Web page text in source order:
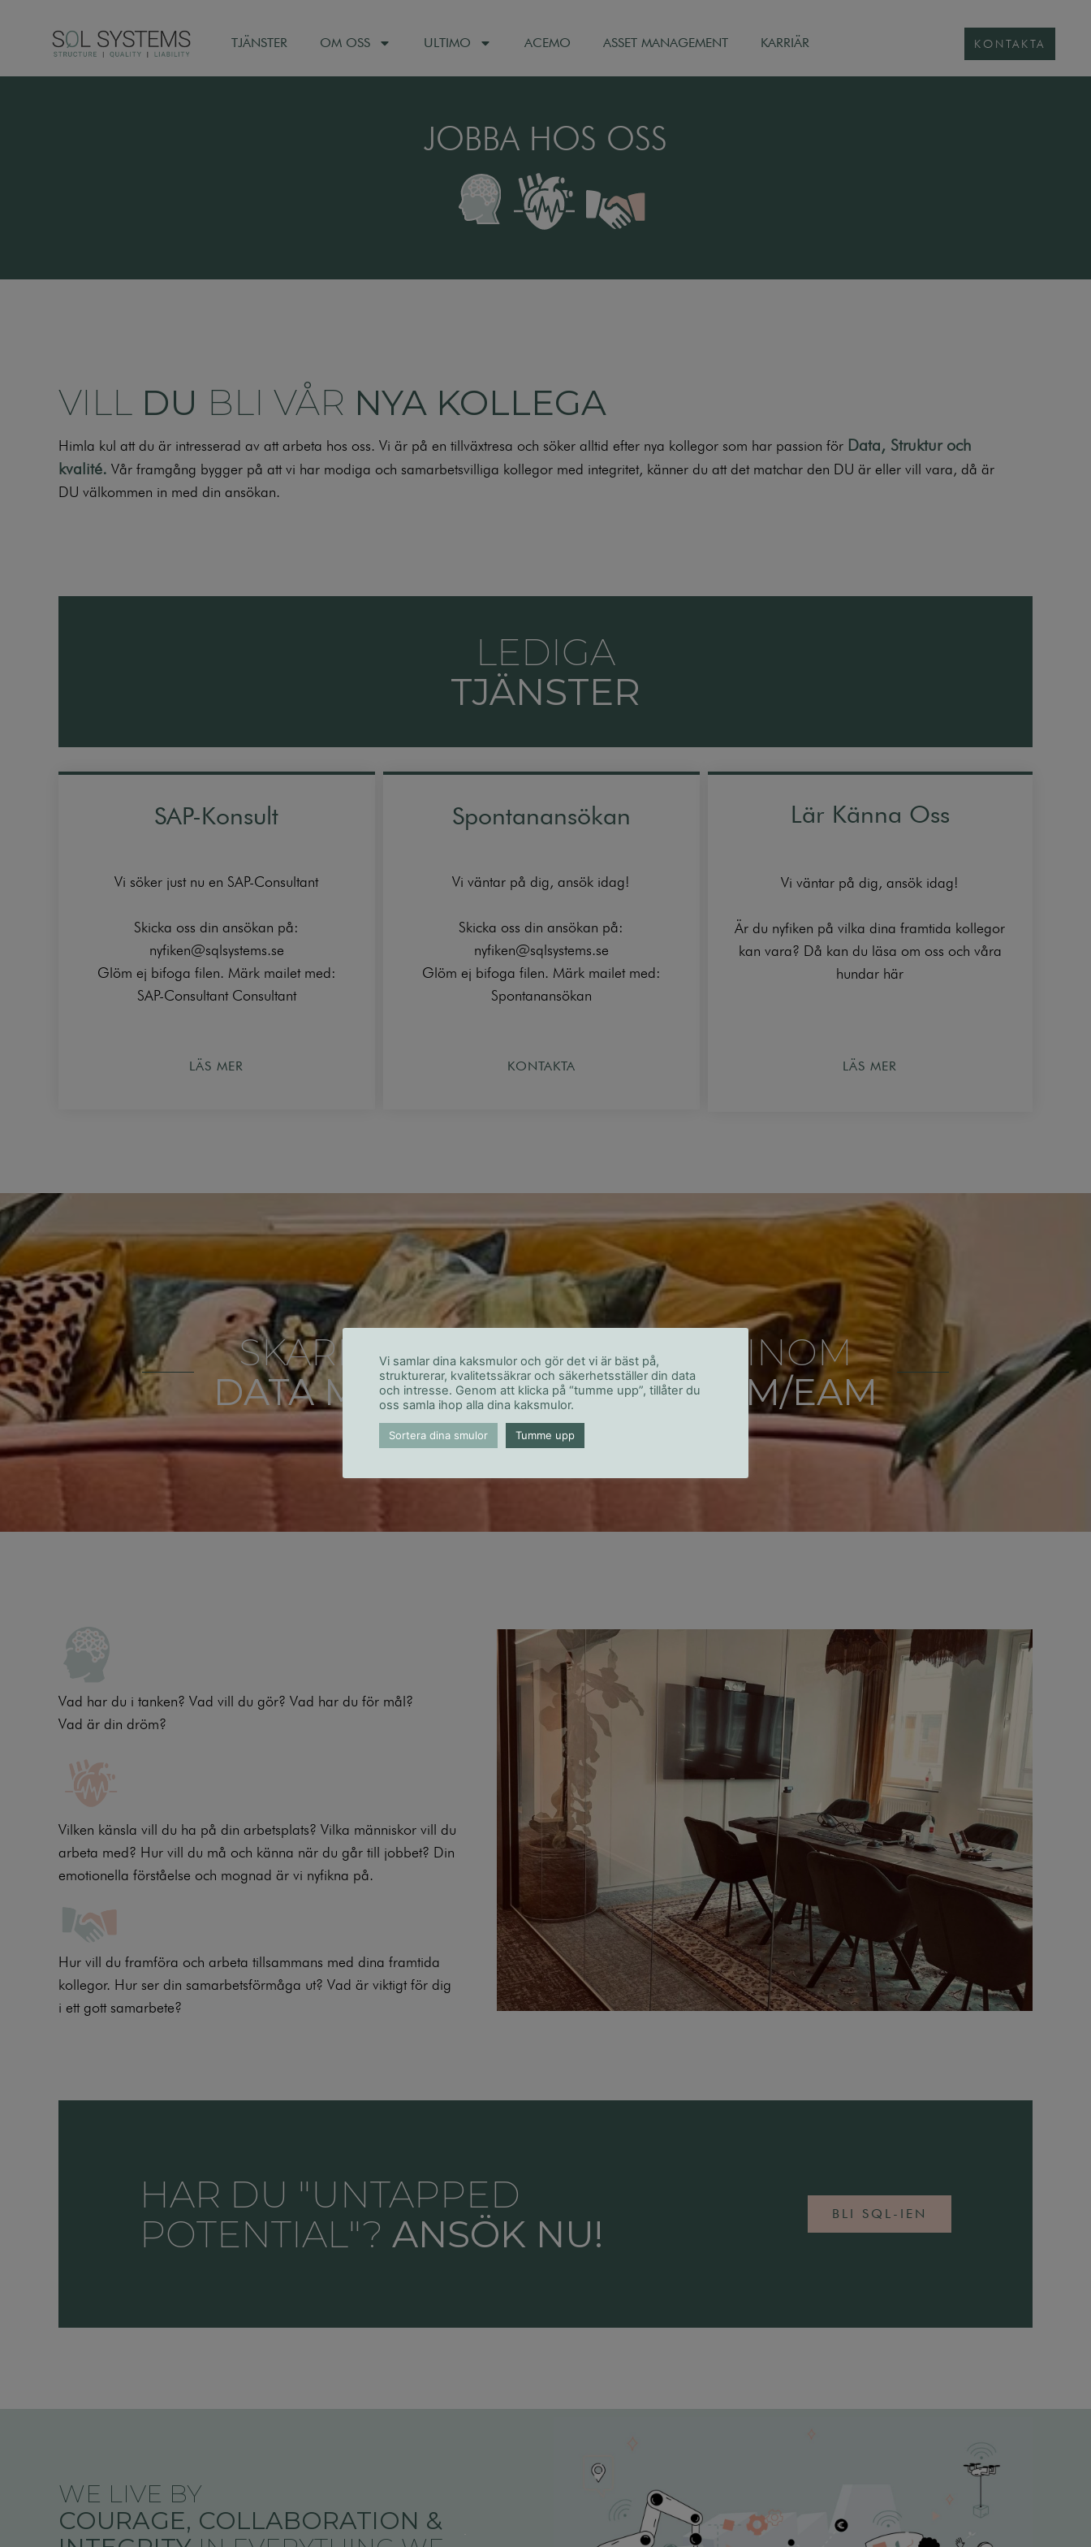
TJÄNSTER OM OSS ULTIMO ACEMO ASSET MANAGEMENT KARRIÄR KONTAKTA
JOBBA HOS OSS
VILL DU BLI VÅR NYA KOLLEGA
Himla kul att du är intresserad av att arbeta hos oss. Vi är på en tillväxtresa och söker alltid efter nya kollegor som har passion för Data, Struktur och
kvalité. Vår framgång bygger på att vi har modiga och samarbetsvilliga kollegor med integritet, känner du att det matchar den DU är eller vill vara, då är
DU välkommen in med din ansökan.
LEDIGA
TJÄNSTER
SAP-Konsult
Vi söker just nu en SAP-Consultant
Skicka oss din ansökan på:
nyfiken@sqlsystems.se
Glöm ej bifoga filen. Märk mailet med:
SAP-Consultant Consultant
LÄS MER
Spontanansökan
Vi väntar på dig, ansök idag!
Skicka oss din ansökan på:
nyfiken@sqlsystems.se
Glöm ej bifoga filen. Märk mailet med:
Spontanansökan
KONTAKTA
Lär Känna Oss
Vi väntar på dig, ansök idag!
Är du nyfiken på vilka dina framtida kollegor
kan vara? Då kan du läsa om oss och våra
hundar här
LÄS MER
SKARPASTE KONSULTBYRÅ INOM
DATA MANAGEMENT I SAP PM/EAM
Vad har du i tanken? Vad vill du gör? Vad har du för mål?
Vad är din dröm?
Vilken känsla vill du ha på din arbetsplats? Vilka människor vill du
arbeta med? Hur vill du må och känna när du går till jobbet? Din
emotionella förståelse och mognad är vi nyfikna på.
Hur vill du framföra och arbeta tillsammans med dina framtida
kollegor. Hur ser din samarbetsförmåga ut? Vad är viktigt för dig
i ett gott samarbete?
HAR DU "UNTAPPED
POTENTIAL"? ANSÖK NU! BLI SQL-IEN
WE LIVE BY
COURAGE, COLLABORATION &
Vi samlar dina kaksmulor och gör det vi är bäst på,
strukturerar, kvalitetssäkrar och säkerhetsställer din data
och intresse. Genom att klicka på “tumme upp”, tillåter du
oss samla ihop alla dina kaksmulor.
Sortera dina smulor Tumme upp